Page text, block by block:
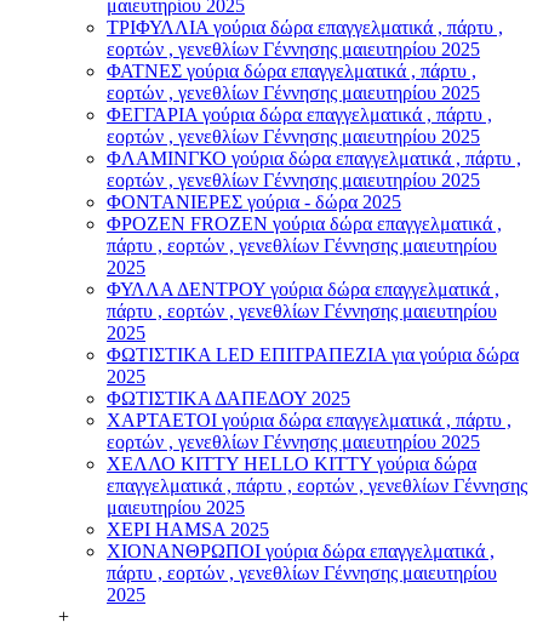
μαιευτηρίου 2025
ΤΡΙΦΥΛΛΙΑ γούρια δώρα επαγγελματικά , πάρτυ ,
εορτών , γενεθλίων Γέννησης μαιευτηρίου 2025
ΦΑΤΝΕΣ γούρια δώρα επαγγελματικά , πάρτυ ,
εορτών , γενεθλίων Γέννησης μαιευτηρίου 2025
ΦΕΓΓΑΡΙΑ γούρια δώρα επαγγελματικά , πάρτυ ,
εορτών , γενεθλίων Γέννησης μαιευτηρίου 2025
ΦΛΑΜΙΝΓΚΟ γούρια δώρα επαγγελματικά , πάρτυ ,
εορτών , γενεθλίων Γέννησης μαιευτηρίου 2025
ΦΟΝΤΑΝΙΕΡΕΣ γούρια - δώρα 2025
ΦΡΟΖΕΝ FROZEN γούρια δώρα επαγγελματικά ,
πάρτυ , εορτών , γενεθλίων Γέννησης μαιευτηρίου
2025
ΦΥΛΛΑ ΔΕΝΤΡΟΥ γούρια δώρα επαγγελματικά ,
πάρτυ , εορτών , γενεθλίων Γέννησης μαιευτηρίου
2025
ΦΩΤΙΣΤΙΚΑ LED ΕΠΙΤΡΑΠΕΖΙΑ για γούρια δώρα
2025
ΦΩΤΙΣΤΙΚΑ ΔΑΠΕΔΟΥ 2025
ΧΑΡΤΑΕΤΟI γούρια δώρα επαγγελματικά , πάρτυ ,
εορτών , γενεθλίων Γέννησης μαιευτηρίου 2025
ΧΕΛΛΟ ΚΙΤΤΥ HELLO KITTY γούρια δώρα
επαγγελματικά , πάρτυ , εορτών , γενεθλίων Γέννησης
μαιευτηρίου 2025
ΧΕΡΙ HAMSA 2025
ΧΙΟΝΑΝΘΡΩΠΟΙ γούρια δώρα επαγγελματικά ,
πάρτυ , εορτών , γενεθλίων Γέννησης μαιευτηρίου
2025
+